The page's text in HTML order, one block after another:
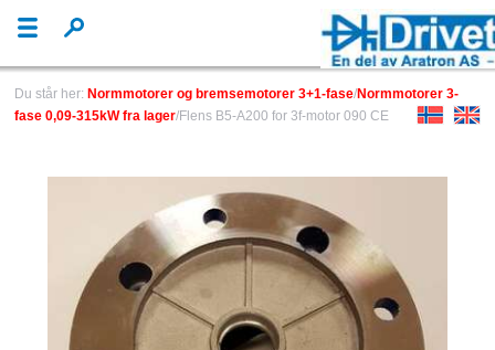
Du står her:Normmotorer og bremsemotorer 3+1-fase/Normmotorer 3-
fase 0,09-315kW fra lager/Flens B5-A200 for 3f-motor 090 CE